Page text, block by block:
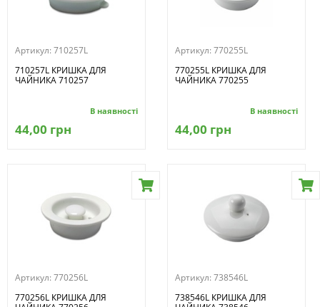
Артикул: 710257L
710257L КРИШКА ДЛЯ
ЧАЙНИКА 710257
В наявності
44,00 грн
Артикул: 770255L
770255L КРИШКА ДЛЯ
ЧАЙНИКА 770255
В наявності
44,00 грн
Артикул: 770256L
770256L КРИШКА ДЛЯ
Артикул: 738546L
738546L КРИШКА ДЛЯ